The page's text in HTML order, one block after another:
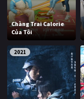
Chàng Trai Calorie
Của Tôi
2021